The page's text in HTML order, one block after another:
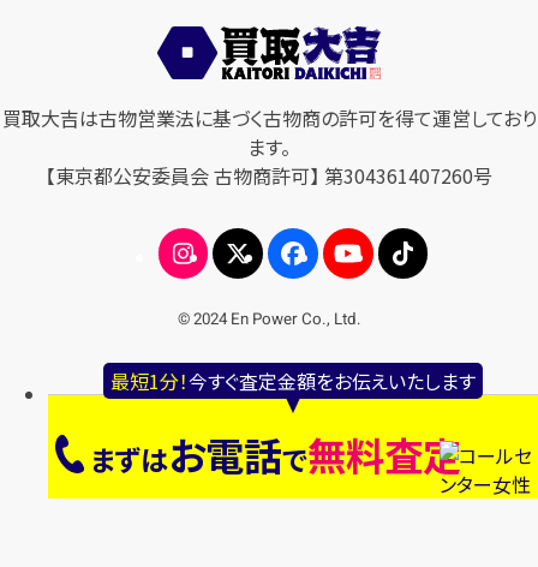
最短1分！今すぐ査定金額をお伝えいたします
まずはお電話で無料査定
買取大吉は古物営業法に基づく古物商の許可を得て運営しており
ます。
【東京都公安委員会 古物商許可】 第304361407260号
© 2024 En Power Co., Ltd.